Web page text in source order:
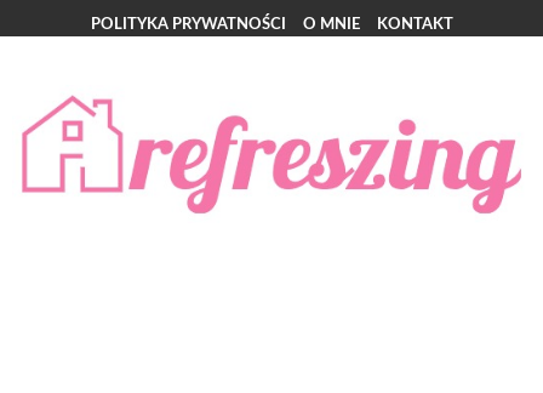
POLITYKA PRYWATNOŚCI O MNIE KONTAKT